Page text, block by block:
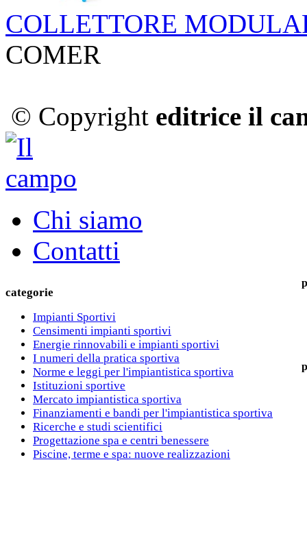
COLLETTORE
COMER
© Copyright editrice il
Chi siamo
Contatti
categorie
Impianti Sportivi
Censimenti impianti sportivi
Energie rinnovabili e impianti sportivi
I numeri della pratica sportiva
Norme e leggi per l'impiantistica sportiva
Istituzioni sportive
Mercato impiantistica sportiva
Finanziamenti e bandi per l'impiantistica sportiva
Ricerche e studi scientifici
Progettazione spa e centri benessere
Piscine, terme e spa: nuove realizzazioni